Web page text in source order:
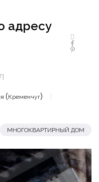
адресу
(Кременчуг)
МНОГОКВАРТИРНЫЙ ДОМ